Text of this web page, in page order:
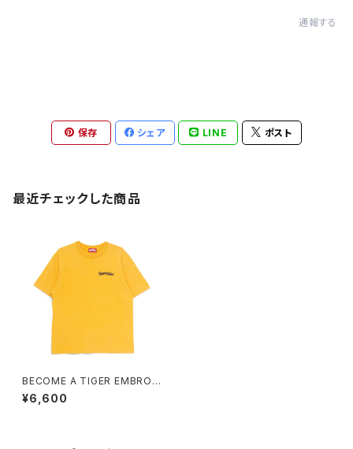
通報する
保存 シェア LINE ポスト
最近チェックした商品
BECOME A TIGER EMBROI
¥6,600